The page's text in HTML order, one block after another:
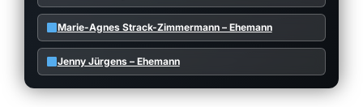
Marie-Agnes Strack-Zimmermann – Ehemann
Jenny Jürgens – Ehemann